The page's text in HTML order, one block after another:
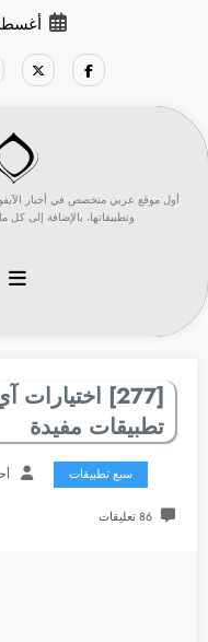
أغسطس 6,
أول موقع عربي متخصص في أخبار
وتطبيقاتها، بالإضافة إلى كل
[277]
تطبيقات مفيدة
سبع تطبيقات
86 تعليقات